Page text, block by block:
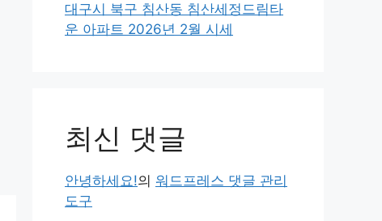
대구시 북구 침산동 침산세정드림타
운 아파트 2026년 2월 시세
최신 댓글
안녕하세요!의 워드프레스 댓글 관리
도구